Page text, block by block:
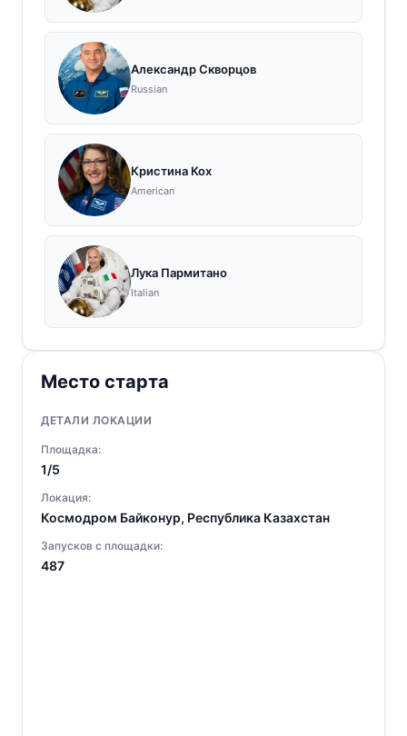
Александр Скворцов
Russian
Кристина Кох
American
Лука Пармитано
Italian
Место старта
ДЕТАЛИ ЛОКАЦИИ
Площадка:
1/5
Локация:
Космодром Байконур, Республика Казахстан
Запусков с площадки:
487